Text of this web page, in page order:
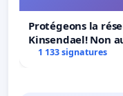
Protégeons la
Kinsendael! Non
Centre sportif Le
1 133 signatures